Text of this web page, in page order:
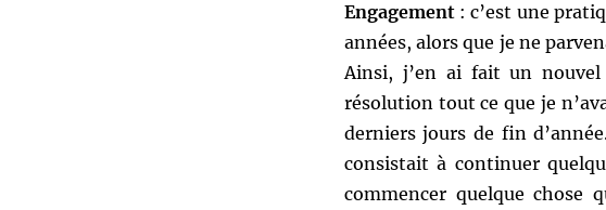
Engagement: c’est une
années, alors que je ne
Ainsi, j’en ai fait un
résolution tout ce que je
derniers jours de fin
consistait à continuer
commencer quelque chose